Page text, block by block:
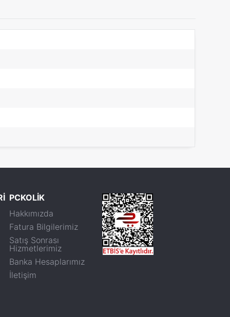
PCKOLİK
Hakkımızda
Fatura Bilgilerimiz
Satış Sonrası
Hizmetlerimiz
Banka Hesaplarımız
İletişim